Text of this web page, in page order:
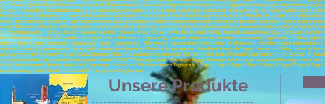
Agadir Flughafentransfers ;Marrakesch Flughafentransfers;Casablanca Flughafentransfers;Errachidia Flughafentransfers;Tanger
4 x 4 Marokko, Marokko Rundkurs, 4 x 4 Marrakesch, 4 x 4 Agadir, 4 x 4 Ausflug Marrakesch, Marrakesch Ausflug, Ourika-Tal, Agafay-Wüste; Asni
Habitat Marrakesch, Unterkunft Marrakesch, Aufenthalte Marrakesch, Marokko Entdeckung, Marokko Reisen, Marokko Reisen, Reisen nach
Ouarzazate-Reisen, Reisen Ouarzazate, Wüste Ouarzazate, Zagora-Ausflüge, Ouarzazate besuchen, Marrakesch besuchen, Marrakesch-Besichtigung,
MTB Marokko, Marokko Offroad, Marokko Incentive, Marokko Incentives, Incentive Agadir, Incentive Marrakesch, Seminar Marrakesch, Woche Agadir,
Tafraout-Besuch, Tafraout-Ausflüge, Tafraout-Biwak, Essaouira-Ausflug, Ouzoud-Ausflug, Ouzoud-Wasserfall-Ausflüge, Taroudant-
Reisen nach Marokko, 4x4 Landcruiser Agadir Cruise, Marrakesch Sightseeing, Essaouira Sightseeing, Aufenthalt in Essoauira, Sightseeing in Rabat,
Tagesausflug, Ouarzazate Tagesausflug , Agadir Tagesausflug , Marrakesch Tagesausflüge, Hotel buchen in Marrakesch, Hotelbuchungen in
Touren, Reiseveranstalter Marokko, Reiseveranstalter Marokko, Marokko Reisen Agentur, Reisebüro; Touren ab Tanger; Touren von Rabat; Touren ab
Mansour;Amtoudi;Tafraoute;bemalte Felsen; Tal von Ameln;Goulmine;Sidi Ifni;Tafnidilt;For boujerif;Strand Legzira;Aglou; Tiznit; Kerdous; Ait
Quads; Merzouga-Buggy; Merzouga 4x4;Merzouga Sanddünen;Merzouga Hotels;
Transfer vom Flughafen Agadir nach Taghazout; Transfer von Marrakesch nach Taghazout; 3 Tage; 4 Tage: 5 Tage; 6 Tage; 7 Tage; 8 Tage; 9 Tage; 10
Casablanca;Transfer;Bus;Minibus.Coach;Minivan;Autobus;4x4;Standort
Unsere Produkte